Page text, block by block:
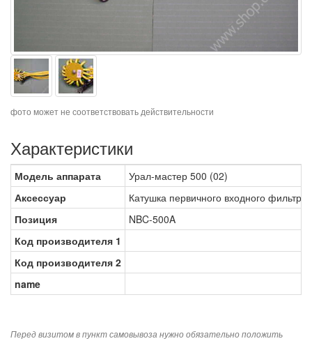
фото может не соответствовать действительности
Характеристики
Модель аппарата
Урал-мастер 500 (02)
Аксессуар
Катушка первичного входного фильтра
Позиция
NBC-500A
Код производителя 1
Код производителя 2
name
Перед визитом в пункт самовывоза нужно обязательно положить